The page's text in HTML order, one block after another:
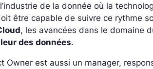
de la donnée où la
être capable de suivre ce rythme
, les avancées dans le domaine
des données.
Owner est aussi un manager,